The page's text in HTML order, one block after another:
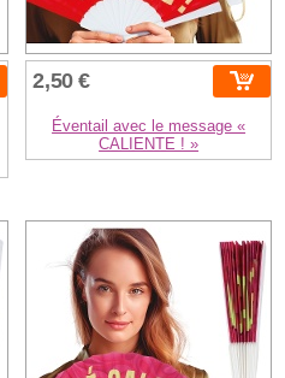
2,50 €
Éventail avec le message «
CALIENTE ! »